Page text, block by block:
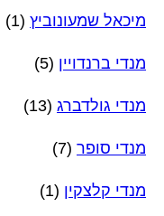
מיכאל שמעונוביץ (1)
מנדי ברנדויין (5)
מנדי גולדברג (13)
מנדי סופר (7)
מנדי קלצקין (1)